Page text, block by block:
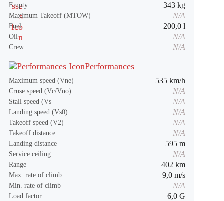
Empty 343 kg
Maximum Takeoff (MTOW) N/A
Fuel 200,0 l
Oil N/A
Crew N/A
Performances
Maximum speed (Vne) 535 km/h
Cruse speed (Vc/Vno) N/A
Stall speed (Vs N/A
Landing speed (Vs0) N/A
Takeoff speed (V2) N/A
Takeoff distance N/A
Landing distance 595 m
Service ceiling N/A
Range 402 km
Max. rate of climb 9,0 m/s
Min. rate of climb N/A
Load factor 6,0 G